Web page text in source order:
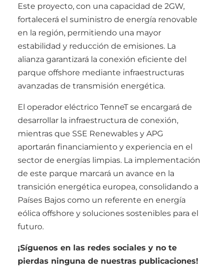
Este proyecto, con una capacidad de 2GW,
fortalecerá el suministro de energía renovable
en la región, permitiendo una mayor
estabilidad y reducción de emisiones. La
alianza garantizará la conexión eficiente del
parque offshore mediante infraestructuras
avanzadas de transmisión energética.
El operador eléctrico TenneT se encargará de
desarrollar la infraestructura de conexión,
mientras que SSE Renewables y APG
aportarán financiamiento y experiencia en el
sector de energías limpias. La implementación
de este parque marcará un avance en la
transición energética europea, consolidando a
Países Bajos como un referente en energía
eólica offshore y soluciones sostenibles para el
futuro.
¡Síguenos en las redes sociales y no te
pierdas ninguna de nuestras publicaciones!